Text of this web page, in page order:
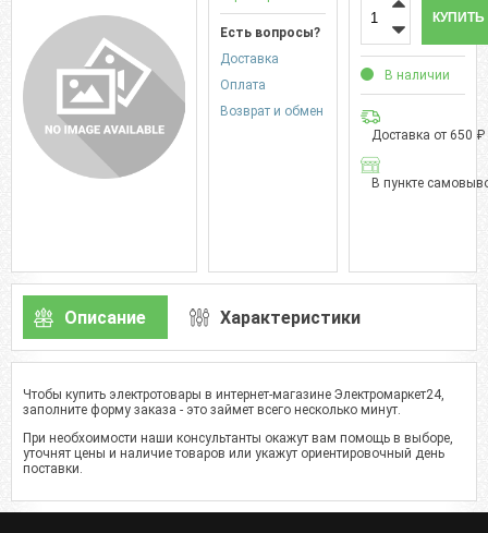
Есть вопросы?
Доставка
Оплата
Возврат и обмен
КУПИТЬ
В наличии
Доставка от 650 ₽
В пункте
Описание Характеристики
Чтобы купить электротовары в интернет-магазине Электромаркет24,
заполните форму заказа - это займет всего несколько минут.
При необхоимости наши консультанты окажут вам помощь в выборе,
уточнят цены и наличие товаров или укажут ориентировочный день
поставки.